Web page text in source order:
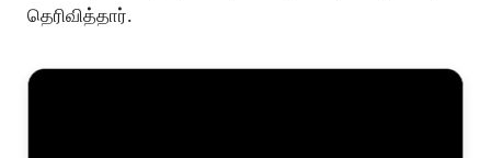
தெரிவித்தார்.